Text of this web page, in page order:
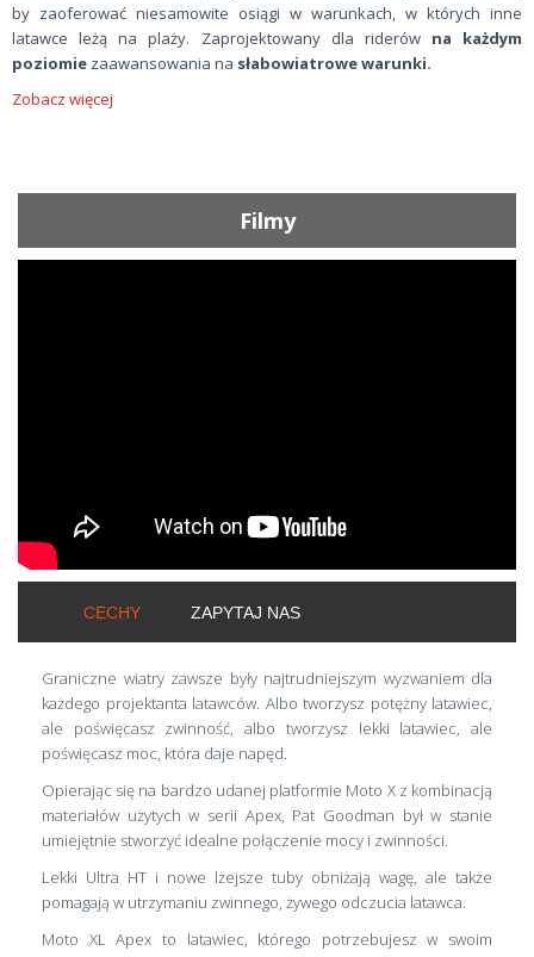
by zaoferować niesamowite osiągi w warunkach, w których inne
latawce leżą na plaży. Zaprojektowany dla riderów na każdym
poziomie zaawansowania na słabowiatrowe warunki.
Zobacz więcej
Filmy
CECHY ZAPYTAJ NAS
Graniczne wiatry zawsze były najtrudniejszym wyzwaniem dla
każdego projektanta latawców. Albo tworzysz potężny latawiec,
ale poświęcasz zwinność, albo tworzysz lekki latawiec, ale
poświęcasz moc, która daje napęd.
Opierając się na bardzo udanej platformie Moto X z kombinacją
materiałów użytych w serii Apex, Pat Goodman był w stanie
umiejętnie stworzyć idealne połączenie mocy i zwinności.
Lekki Ultra HT i nowe lżejsze tuby obniżają wagę, ale także
pomagają w utrzymaniu zwinnego, żywego odczucia latawca.
Moto XL Apex to latawiec, którego potrzebujesz w swoim